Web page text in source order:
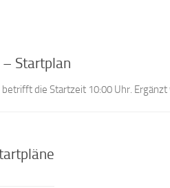
Startplan
die Startzeit 10:00 Uhr.